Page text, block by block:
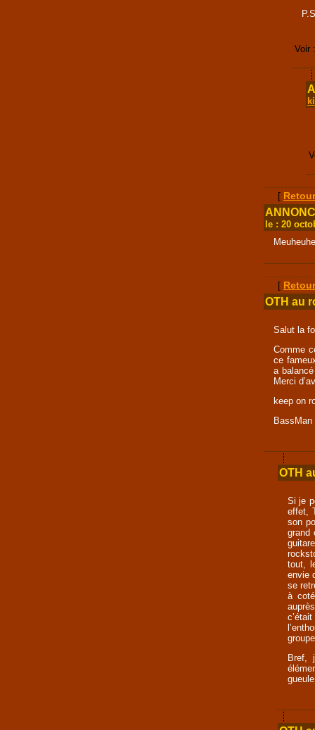
Voir
[
le : 20
[
OTH au
Salut la
Comme
ce
a
Merci
keep on
BassMan
OTH
Si je
effet,
son
grand
tout,
envie
se
à
Bref,